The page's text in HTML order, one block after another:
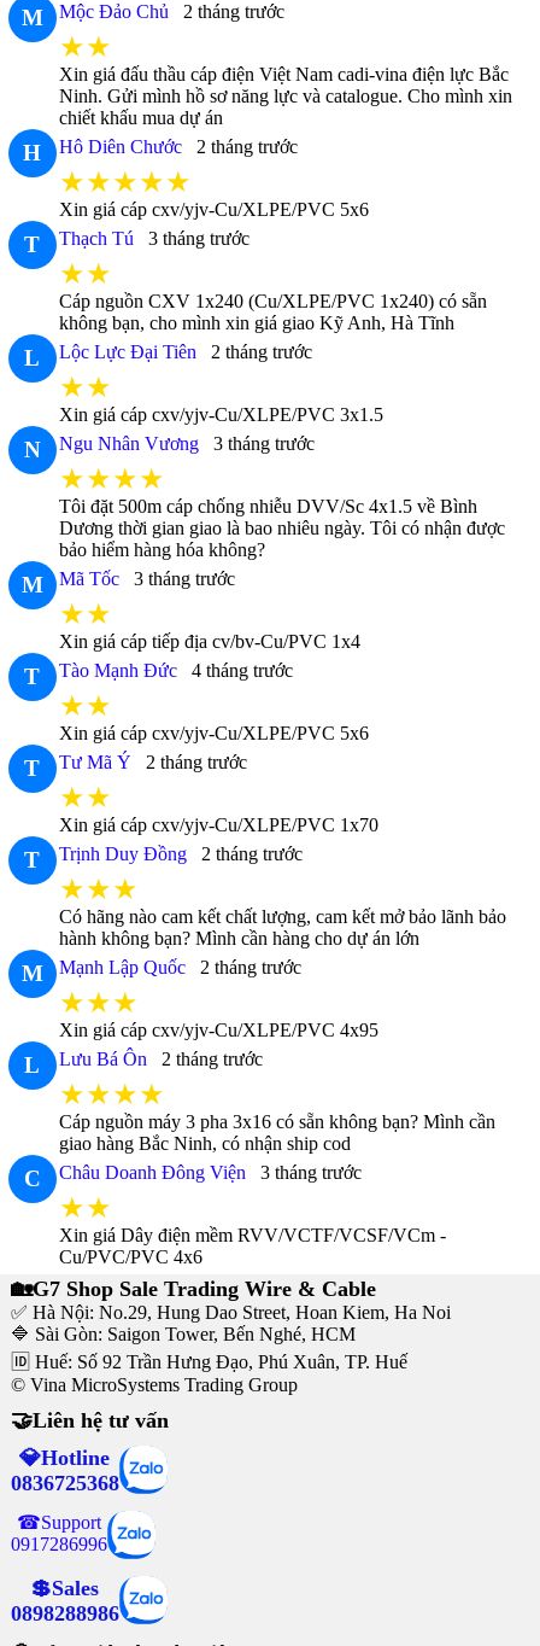
M Mộc Đảo Chủ 2 tháng trước
★★
Xin giá đấu thầu cáp điện Việt Nam cadi-vina điện lực Bắc
Ninh. Gửi mình hồ sơ năng lực và catalogue. Cho mình xin
chiết khấu mua dự án
H Hô Diên Chước 2 tháng trước
★★★★★
Xin giá cáp cxv/yjv-Cu/XLPE/PVC 5x6
T Thạch Tú 3 tháng trước
★★
Cáp nguồn CXV 1x240 (Cu/XLPE/PVC 1x240) có sẵn
không bạn, cho mình xin giá giao Kỹ Anh, Hà Tĩnh
L Lộc Lực Đại Tiên 2 tháng trước
★★
Xin giá cáp cxv/yjv-Cu/XLPE/PVC 3x1.5
N Ngu Nhân Vương 3 tháng trước
★★★★
Tôi đặt 500m cáp chống nhiễu DVV/Sc 4x1.5 về Bình
Dương thời gian giao là bao nhiêu ngày. Tôi có nhận được
bảo hiểm hàng hóa không?
M Mã Tốc 3 tháng trước
★★
Xin giá cáp tiếp địa cv/bv-Cu/PVC 1x4
T Tào Mạnh Đức 4 tháng trước
★★
Xin giá cáp cxv/yjv-Cu/XLPE/PVC 5x6
T Tư Mã Ý 2 tháng trước
★★
Xin giá cáp cxv/yjv-Cu/XLPE/PVC 1x70
T Trịnh Duy Đồng 2 tháng trước
★★★
Có hãng nào cam kết chất lượng, cam kết mở bảo lãnh bảo
hành không bạn? Mình cần hàng cho dự án lớn
M Mạnh Lập Quốc 2 tháng trước
★★★
Xin giá cáp cxv/yjv-Cu/XLPE/PVC 4x95
L Lưu Bá Ôn 2 tháng trước
★★★★
Cáp nguồn máy 3 pha 3x16 có sẵn không bạn? Mình cần
giao hàng Bắc Ninh, có nhận ship cod
C Châu Doanh Đông Viện 3 tháng trước
★★
Xin giá Dây điện mềm RVV/VCTF/VCSF/VCm -
Cu/PVC/PVC 4x6
🏡G7 Shop Sale Trading Wire & Cable
✅ Hà Nội: No.29, Hung Dao Street, Hoan Kiem, Ha Noi
🔷 Sài Gòn: Saigon Tower, Bến Nghé, HCM
🆔 Huế: Số 92 Trần Hưng Đạo, Phú Xuân, TP. Huế
© Vina MicroSystems Trading Group
🤝Liên hệ tư vấn
💎Hotline
0836725368
☎Support
0917286996
💲Sales
0898288986